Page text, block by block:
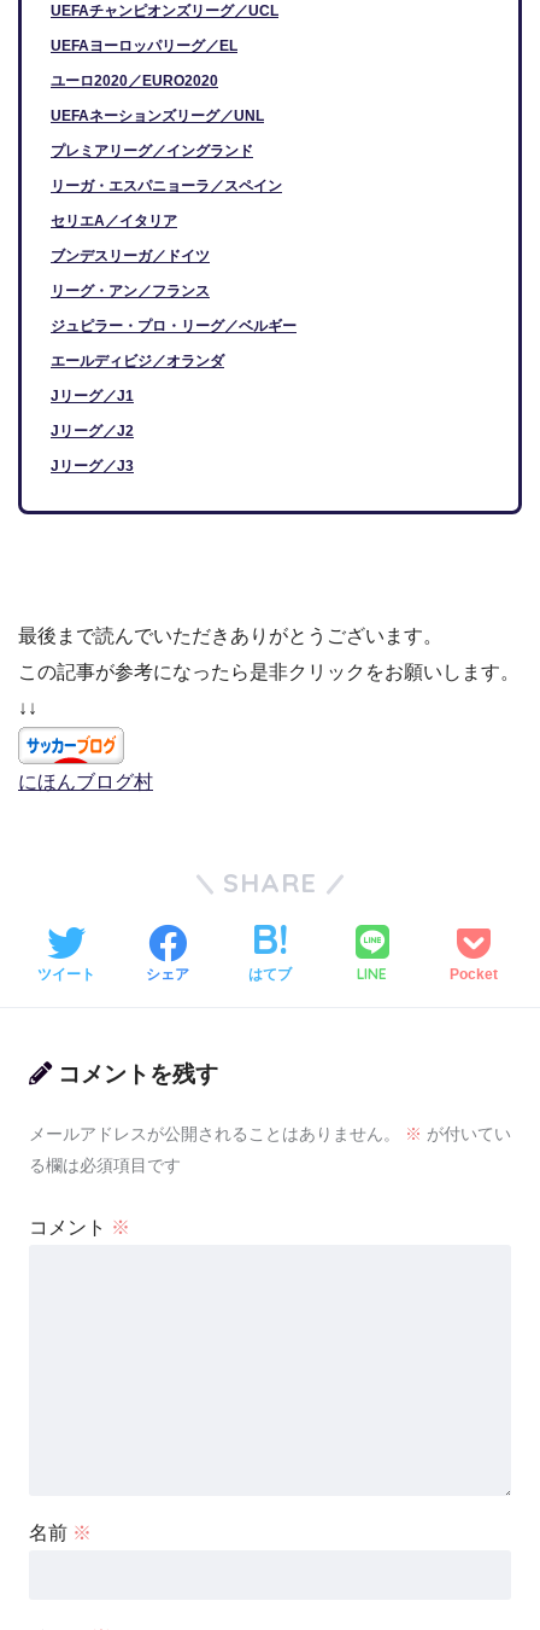
UEFAチャンピオンズリーグ／UCL
UEFAヨーロッパリーグ／EL
ユーロ2020／EURO2020
UEFAネーションズリーグ／UNL
プレミアリーグ／イングランド
リーガ・エスパニョーラ／スペイン
セリエA／イタリア
ブンデスリーガ／ドイツ
リーグ・アン／フランス
ジュピラー・プロ・リーグ／ベルギー
エールディビジ／オランダ
Jリーグ／J1
Jリーグ／J2
Jリーグ／J3
最後まで読んでいただきありがとうございます。
この記事が参考になったら是非クリックをお願いします。
↓↓
にほんブログ村
SHARE
ツイート シェア はてブ LINE Pocket
コメントを残す
メールアドレスが公開されることはありません。 ※ が付いてい
る欄は必須項目です
コメント ※
名前 ※